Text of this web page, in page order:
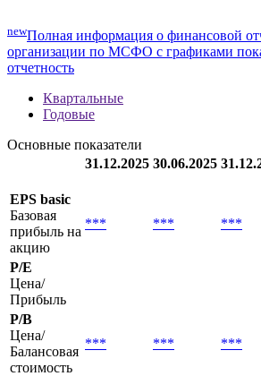
newПолная информация о финансовой
организации по МСФО с графиками
отчетность
Квартальные
Годовые
Основные показатели
31.12.2025 30.06.2025
EPS basic
Базовая
прибыль на
акцию
*** *** ***
P/E
Цена/
Прибыль
P/B
Цена/
Балансовая
стоимость
*** *** ***